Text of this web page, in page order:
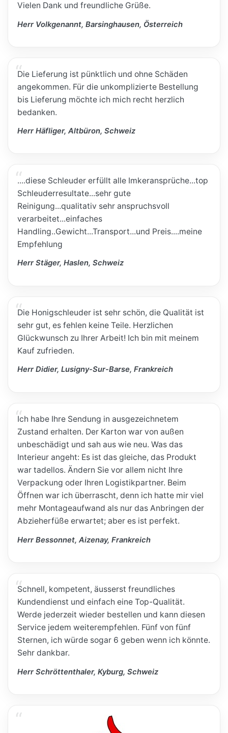
Vielen Dank und freundliche Grüße.
Herr Volkgenannt, Barsinghausen, Österreich
Die Lieferung ist pünktlich und ohne Schäden
angekommen. Für die unkomplizierte Bestellung
bis Lieferung möchte ich mich recht herzlich
bedanken.
Herr Häfliger, Altbüron, Schweiz
....diese Schleuder erfüllt alle Imkeransprüche...top
Schleuderresultate...sehr gute
Reinigung...qualitativ sehr anspruchsvoll
verarbeitet...einfaches
Handling..Gewicht...Transport...und Preis....meine
Empfehlung
Herr Stäger, Haslen, Schweiz
Die Honigschleuder ist sehr schön, die Qualität ist
sehr gut, es fehlen keine Teile. Herzlichen
Glückwunsch zu Ihrer Arbeit! Ich bin mit meinem
Kauf zufrieden.
Herr Didier, Lusigny-Sur-Barse, Frankreich
Ich habe Ihre Sendung in ausgezeichnetem
Zustand erhalten. Der Karton war von außen
unbeschädigt und sah aus wie neu. Was das
Interieur angeht: Es ist das gleiche, das Produkt
war tadellos. Ändern Sie vor allem nicht Ihre
Verpackung oder Ihren Logistikpartner. Beim
Öffnen war ich überrascht, denn ich hatte mir viel
mehr Montageaufwand als nur das Anbringen der
Abzieherfüße erwartet; aber es ist perfekt.
Herr Bessonnet, Aizenay, Frankreich
Schnell, kompetent, äusserst freundliches
Kundendienst und einfach eine Top-Qualität.
Werde jederzeit wieder bestellen und kann diesen
Service jedem weiterempfehlen. Fünf von fünf
Sternen, ich würde sogar 6 geben wenn ich könnte.
Sehr dankbar.
Herr Schröttenthaler, Kyburg, Schweiz